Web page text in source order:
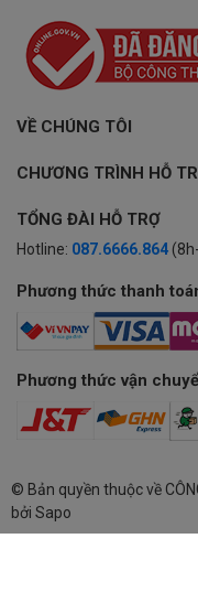
VỀ CHÚNG TÔI
CHƯƠNG TRÌNH HỖ
TỔNG ĐÀI HỖ TRỢ
Hotline: 087.6666.864
Phương thức thanh
Phương thức vận
© Bản quyền thuộc về
bởi Sapo